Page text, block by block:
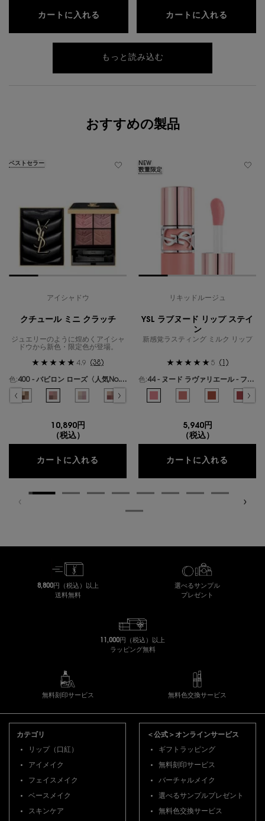
カートに入れる ラディアント タッチ グロウパクト
カートに入れる
もっと読み込む
おすすめの製品
ベストセラー
アイシャドウ
クチュール ミニ クラッチ
ジュエリーのように煌めくアイシャ
ドウから新色・限定色が登場。
4.9 (38)
色:
400 - バビロン ローズ〈人気No.1〉
色を選択してください
{1} の場合
のカラー クチュール ミニ クラッチ、1/19
ズ ドリーム のカラー クチュール ミニ クラッチ、2/19
択済み
- カスバ スパイシーズ のカラー クチュール ミニ クラッチ、3/19
選択済み
310 - エキゾチック ミラージュ のカラー クチュール ミニ クラッチ、4/19
400 - バビロン ローズ〈人気No.1〉 のカラー クチュール ミニ ク
選択済み
410 - フォービドゥン ウィスパー のカラー クチュール
選択済み
500 - メディナ グロウ のカラー クチュール ミ
600 - スポンティーニ リリー のカラ
700 - オーバー ノアール の
710 - オーバー ブ
選択済み
720 - キャ
10,890円
（税込）
カートに入れる クチュール ミニ クラッチ
NEW
数量限定
リキッドルージュ
YSL ラブヌード リップ ステイ
ン
新感覚ラスティング ミルク リップ
5 (1)
色:
44 - ヌード ラヴァリエール - フレンチモードなミルキーピンク -
色を選択してください
{1} の場合
44 - ヌード ラヴァリエール - フ
1 - アンドレスド ピンク
610 - ヌード チ
選択済
530 -
5,940円
（税込）
カートに入れる
8,800円（税込）以上
送料無料
選べるサンプル
プレゼント
11,000円（税込）以上
ラッピング無料
無料刻印サービス 無料色交換サービス
カテゴリ
リップ（口紅）
アイメイク
フェイスメイク
ベースメイク
スキンケア
＜公式＞オンラインサービス
ギフトラッピング
無料刻印サービス
バーチャルメイク
選べるサンプルプレゼント
無料色交換サービス